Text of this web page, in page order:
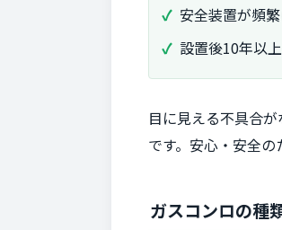
安全装置が頻
設置後10年以
目に見える不具合
です。安心・安全の
ガスコンロの種